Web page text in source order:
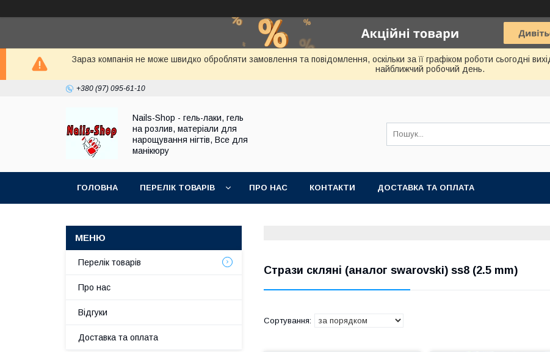
Зараз компанія не може швидко обробляти замовлення та повідомлення, оскільки за її графіком роботи сьогодні
найближчий робочий день.
+380 (97) 095-61-10
Nails-Shop - гель-лаки, гель
на розлив, матеріали для
нарощування нігтів, Все для
манікюру
ГОЛОВНА ПЕРЕЛІК ТОВАРІВ ПРО НАС КОНТАКТИ ДОСТАВКА ТА ОПЛАТА
Стрази скляні (аналог swarovski) ss8 (2.5 mm)
Перелік товарів
Про нас
Відгуки
Доставка та оплата